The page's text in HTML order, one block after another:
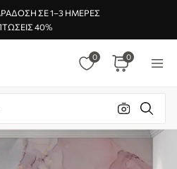
ΣΕ 1–3 ΗΜΈΡΕΣ
40%
0 0